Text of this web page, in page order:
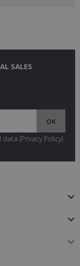
SALES
data (Privacy Policy)